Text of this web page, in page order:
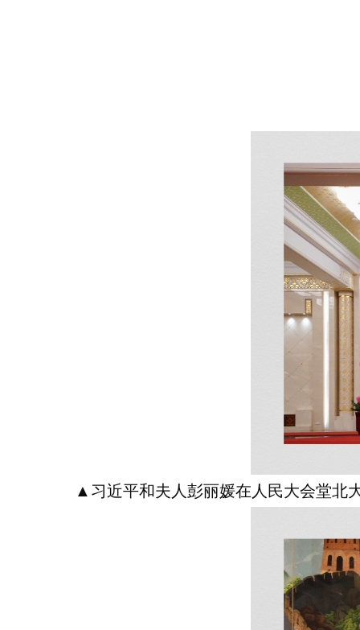
▲习近平和夫人彭丽媛在人民大会堂北